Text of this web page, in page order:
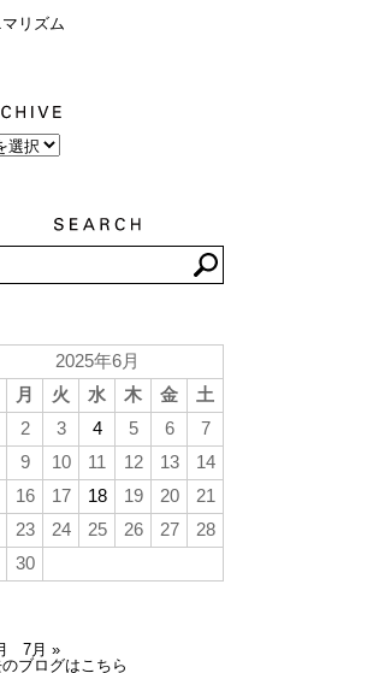
マリズム
2025年6月
月 火 水 木 金
土
2 3 4 5 6
7
9 10 11 12 13
14
16 17 18 19 20
21
23 24 25 26 27
28
30
7月 »
ブログはこちら